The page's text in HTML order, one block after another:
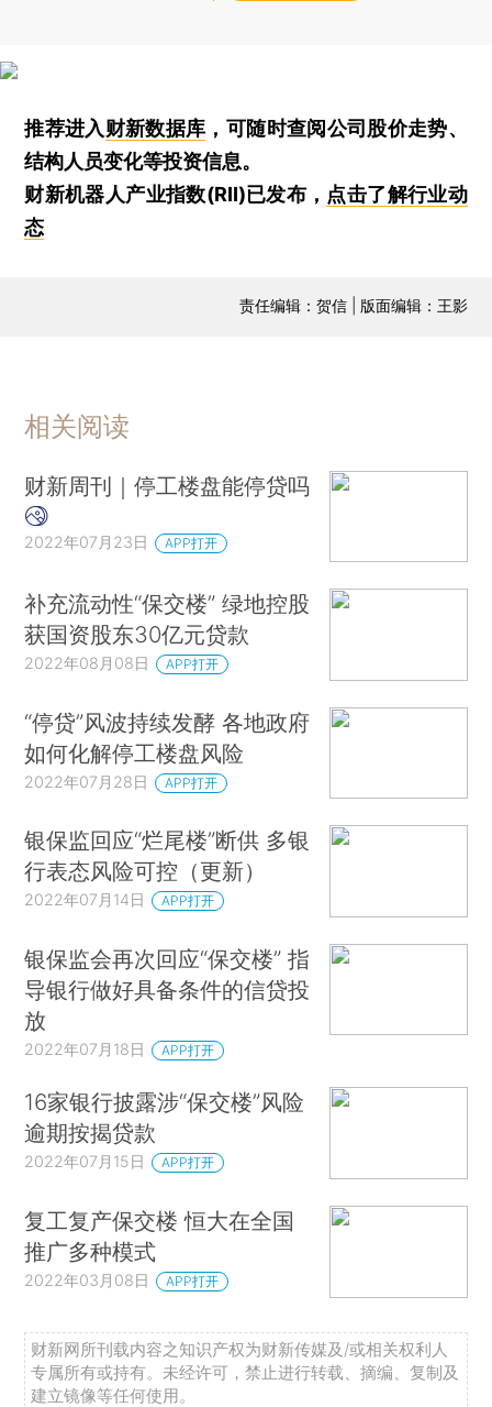
推荐进入财新数据库 ，可随时查阅公司股价走势、
结构人员变化等投资信息。
财新机器人产业指数(RII)已发布， 点击了解行业动
态
责任编辑：贺信 | 版面编辑：王影
相关阅读
财新周刊｜停工楼盘能停贷吗
2022年07月23日 APP打开
补充流动性“保交楼” 绿地控股
获国资股东30亿元贷款
2022年08月08日 APP打开
“停贷”风波持续发酵 各地政府
如何化解停工楼盘风险
2022年07月28日 APP打开
银保监回应“烂尾楼”断供 多银
行表态风险可控（更新）
2022年07月14日 APP打开
银保监会再次回应“保交楼” 指
导银行做好具备条件的信贷投
放
2022年07月18日 APP打开
16家银行披露涉“保交楼”风险
逾期按揭贷款
2022年07月15日 APP打开
复工复产保交楼 恒大在全国
推广多种模式
2022年03月08日 APP打开
财新网所刊载内容之知识产权为财新传媒及/或相关权利人
专属所有或持有。未经许可，禁止进行转载、摘编、复制及
建立镜像等任何使用。